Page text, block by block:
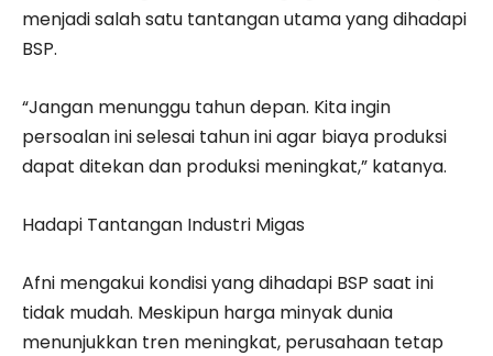
menjadi salah satu tantangan utama yang dihadapi
BSP.
“Jangan menunggu tahun depan. Kita ingin
persoalan ini selesai tahun ini agar biaya produksi
dapat ditekan dan produksi meningkat,” katanya.
Hadapi Tantangan Industri Migas
Afni mengakui kondisi yang dihadapi BSP saat ini
tidak mudah. Meskipun harga minyak dunia
menunjukkan tren meningkat, perusahaan tetap